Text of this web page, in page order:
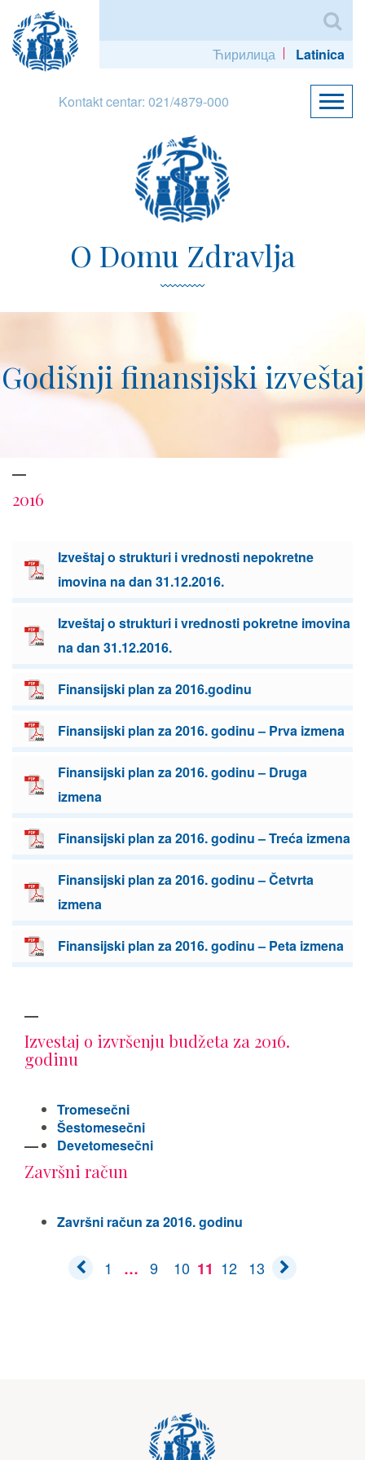
Ћирилица Latinica
Kontakt centar: 021/4879-000
O Domu Zdravlja
Godišnji finansijski izveštaj
2016
Izveštaj o strukturi i vrednosti nepokretne
imovina na dan 31.12.2016.
Izveštaj o strukturi i vrednosti pokretne imovina
na dan 31.12.2016.
Finansijski plan za 2016.godinu
Finansijski plan za 2016. godinu – Prva izmena
Finansijski plan za 2016. godinu – Druga
izmena
Finansijski plan za 2016. godinu – Treća izmena
Finansijski plan za 2016. godinu – Četvrta
izmena
Finansijski plan za 2016. godinu – Peta izmena
Izvestaj o izvršenju budžeta za 2016.
godinu
Tromesečni
Šestomesečni
Devetomesečni
Završni račun
Završni račun za 2016. godinu
1 … 9 10 11 12 13